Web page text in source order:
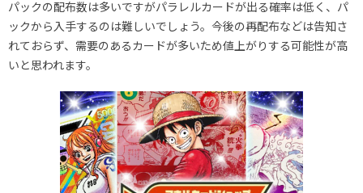
パックの配布数は多いですがパラレルカードが出る確率は低く、パ
ックから入手するのは難しいでしょう。今後の再配布などは告知さ
れておらず、需要のあるカードが多いため値上がりする可能性が高
いと思われます。